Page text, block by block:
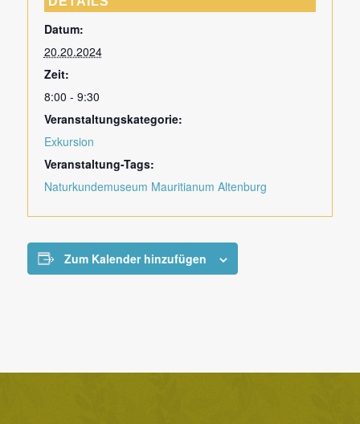
Datum:
20.20.2024
Zeit:
8:00 - 9:30
Veranstaltungskategorie:
Exkursion
Veranstaltung-Tags:
Naturkundemuseum Mauritianum Altenburg
Zum Kalender hinzufügen